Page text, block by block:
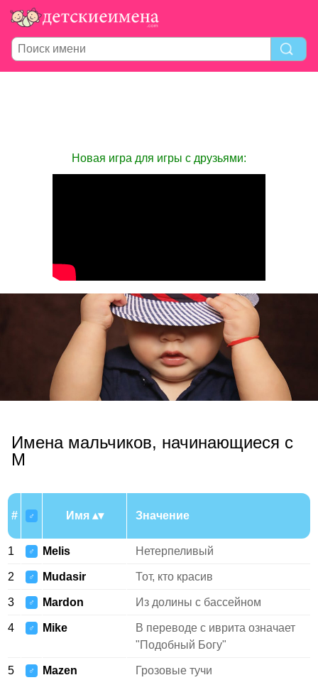
Новая игра для игры с друзьями:
Имена мальчиков, начинающиеся с
M
# ♂ Имя Значение
1 ♂ Melis Нетерпеливый
2 ♂ Mudasir Тот, кто красив
3 ♂ Mardon Из долины с бассейном
4 ♂ Mike
В переводе с иврита означает
"Подобный Богу"
5 ♂ Mazen Грозовые тучи